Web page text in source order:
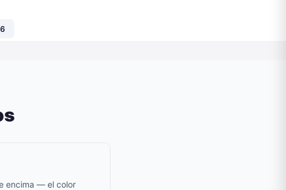
encima — el color